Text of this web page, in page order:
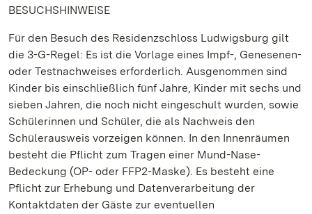
BESUCHSHINWEISE
Für den Besuch des Residenzschloss Ludwigsburg gilt
die 3-G-Regel: Es ist die Vorlage eines Impf-, Genesenen-
oder Testnachweises erforderlich. Ausgenommen sind
Kinder bis einschließlich fünf Jahre, Kinder mit sechs und
sieben Jahren, die noch nicht eingeschult wurden, sowie
Schülerinnen und Schüler, die als Nachweis den
Schülerausweis vorzeigen können. In den Innenräumen
besteht die Pflicht zum Tragen einer Mund-Nase-
Bedeckung (OP- oder FFP2-Maske). Es besteht eine
Pflicht zur Erhebung und Datenverarbeitung der
Kontaktdaten der Gäste zur eventuellen